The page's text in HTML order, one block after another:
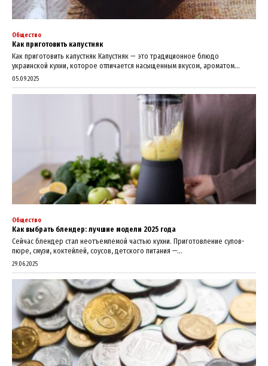
Общество
Как приготовить капустняк
Как приготовить капустняк Капустняк — это традиционное блюдо
украинской кухни, которое отличается насыщенным вкусом, ароматом...
05.09.2025
Общество
Как выбрать блендер: лучшие модели 2025 года
Сейчас блендер стал неотъемлемой частью кухни. Приготовление супов-
пюре, смузи, коктейлей, соусов, детского питания —...
29.06.2025